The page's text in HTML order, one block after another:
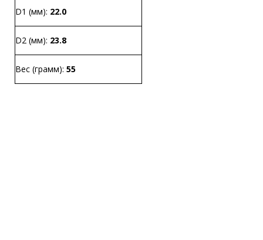
D1 (мм): 22.0
D2 (мм): 23.8
Вес (грамм): 55